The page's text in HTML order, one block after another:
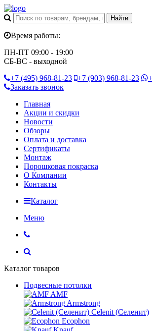
Время работы:
ПН-ПТ 09:00 - 19:00
СБ-ВС - выходной
+7 (495) 968-81-23 +7 (903) 968-81-23
Заказать звонок
Главная
Акции и скидки
Новости
Обзоры
Оплата и доставка
Сертификаты
Монтаж
Порошковая покраска
О Компании
Контакты
Каталог
Меню
Каталог товаров
Подвесные потолки
AMF
Armstrong
Celenit (Селенит)
Ecophon